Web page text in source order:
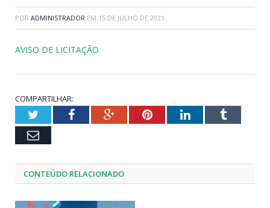
POR ADMINISTRADOR EM 15 DE JULHO DE 2021
AVISO DE LICITAÇÃO
COMPARTILHAR:
TwitterFacebookGoogle+PinterestLinkedInTumblr
Email
CONTEÚDO RELACIONADO